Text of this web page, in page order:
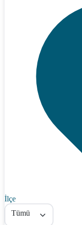
İlçe
Tümü